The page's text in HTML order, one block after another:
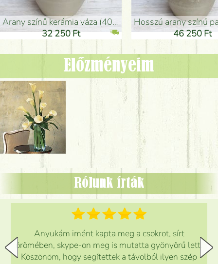
arany színű kerámia váza (40x26cm)
32 250 Ft
hosszú arany színű
46 250 Ft
Előzményeim
Rólunk írták
Anyukám imént kapta meg a csokrot, sírt
örömében, skype-on meg is mutatta gyönyörű lett.
Köszönöm, hogy segítettek a távolból ilyen szép